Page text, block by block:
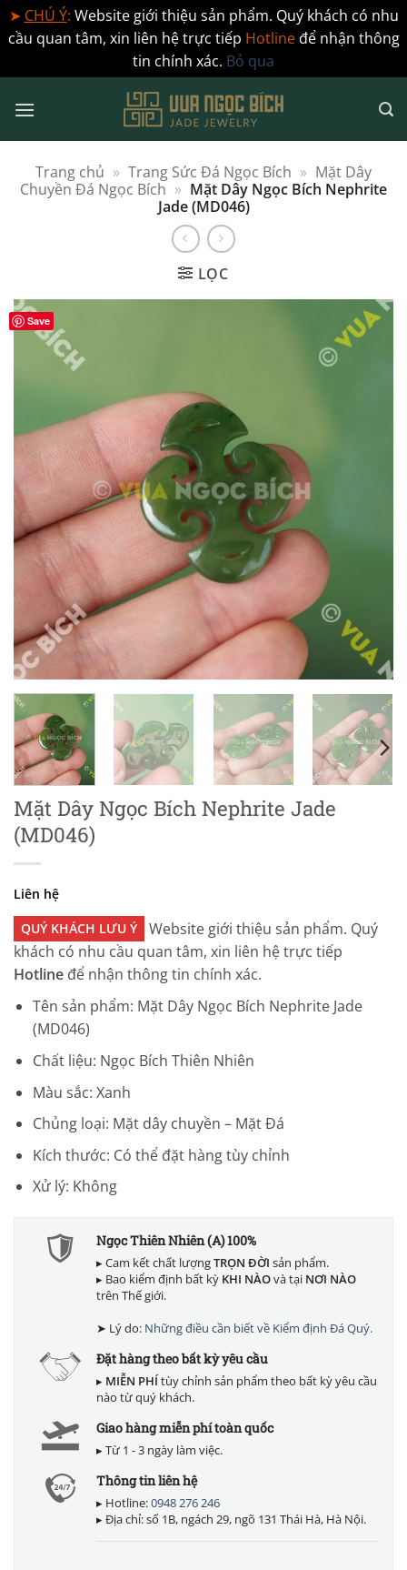
➤ CHÚ Ý: Website giới thiệu sản phẩm. Quý khách có nhu
cầu quan tâm, xin liên hệ trực tiếp Hotlineđể nhận thông
tin chính xác. Bỏ qua
qua
Trang chủ » Trang Sức Đá Ngọc Bích » Mặt Dây
Chuyền Đá Ngọc Bích » Mặt Dây Ngọc Bích Nephrite
Jade (MD046)
LỌC
Save
Mặt Dây Ngọc Bích Nephrite Jade
(MD046)
Liên hệ
QUÝ KHÁCH LƯU Ý
Website giới thiệu sản phẩm. Quý
khách có nhu cầu quan tâm, xin liên hệ trực tiếp
Hotline để nhận thông tin chính xác.
Tên sản phẩm: Mặt Dây Ngọc Bích Nephrite Jade
(MD046)
Chất liệu: Ngọc Bích Thiên Nhiên
Màu sắc: Xanh
Chủng loại: Mặt dây chuyền – Mặt Đá
Kích thước: Có thể đặt hàng tùy chỉnh
Xử lý: Không
Ngọc Thiên Nhiên (A) 100%
▸ Cam kết chất lượngTRỌN ĐỜI sản phẩm.
▸ Bao kiểm định bất kỳ KHI NÀOvà tại NƠI NÀO
trên Thế giới.
➤ Lý do: Những điều cần biết về Kiểm định Đá Quý.
Đặt hàng theo bất kỳ yêu cầu
▸ MIỄN PHÍtùy chỉnh sản phẩm theo bất kỳ yêu cầu
nào từ quý khách.
Giao hàng miễn phí toàn quốc
▸ Từ 1 - 3 ngày làm việc.
Thông tin liên hệ
▸ Hotline:0948 276 246
▸ Địa chỉ: số 1B, ngách 29, ngõ 131 Thái Hà, Hà Nội.